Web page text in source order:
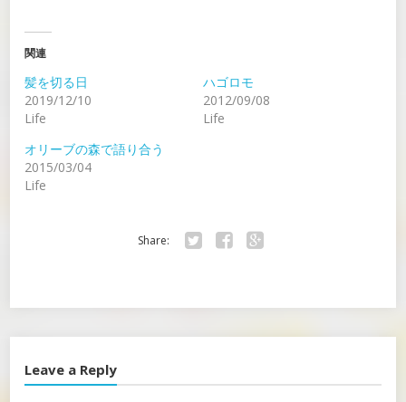
関連
髪を切る日
2019/12/10
Life
ハゴロモ
2012/09/08
Life
オリーブの森で語り合う
2015/03/04
Life
Share:
Leave a Reply